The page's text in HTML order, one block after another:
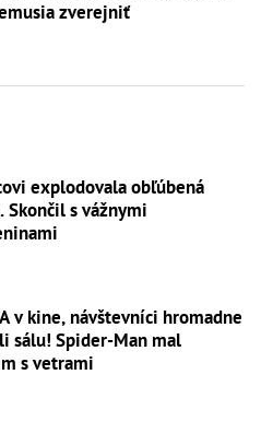
zverejniť
explodovala obľúbená
Skončil s vážnymi
v kine, návštevníci hromadne
sálu! Spider-Man mal
s vetrami